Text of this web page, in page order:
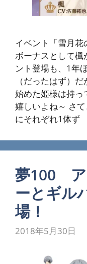
イベント「雪月
ボーナスとして楓
ント登場も、1年
（だったはず）
始めた姫様は持っ
嬉しいよね～ さ
にそれぞれ1体ず
夢100 ア
ーとギル
場！
2018年5月30日